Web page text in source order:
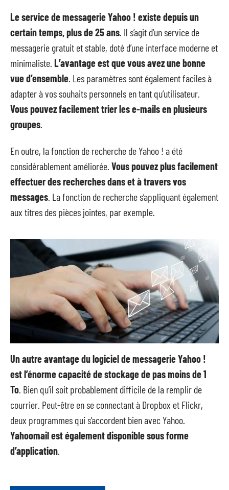
Le service de messagerie Yahoo ! existe depuis un
certain temps, plus de 25 ans . Il s’agit d’un service de
messagerie gratuit et stable, doté d’une interface moderne et
minimaliste. L’avantage est que vous avez une bonne
vue d’ensemble . Les paramètres sont également faciles à
adapter à vos souhaits personnels en tant qu’utilisateur.
Vous pouvez facilement trier les e-mails en plusieurs
groupes
En outre, la fonction de recherche de Yahoo ! a été
considérablement améliorée. Vous pouvez plus facilement
effectuer des recherches dans et à travers vos
messages. La fonction de recherche s’appliquant également
aux titres des pièces jointes, par exemple.
Un autre avantage du logiciel de messagerie Yahoo !
est l’énorme capacité de stockage de pas moins de 1
To . Bien qu’il soit probablement difficile de la remplir de
courrier. Peut-être en se connectant à Dropbox et Flickr,
deux programmes qui s’accordent bien avec Yahoo.
Yahoomail est également disponible sous forme
d’application